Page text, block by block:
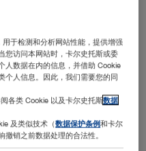
Co., Ltd.
Korea
于检测和分析网站性能，提供增强
您访问本网站时，卡尔史托斯或委
人数据在内的信息，并借助 Cookie
个人信息。因此，我们需要您的同
各类 Cookie 以及卡尔史托斯数据
及类似技术（数据保护条例和卡尔
销之前数据处理的合法性。